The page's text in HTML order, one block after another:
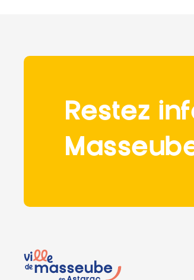
Restez